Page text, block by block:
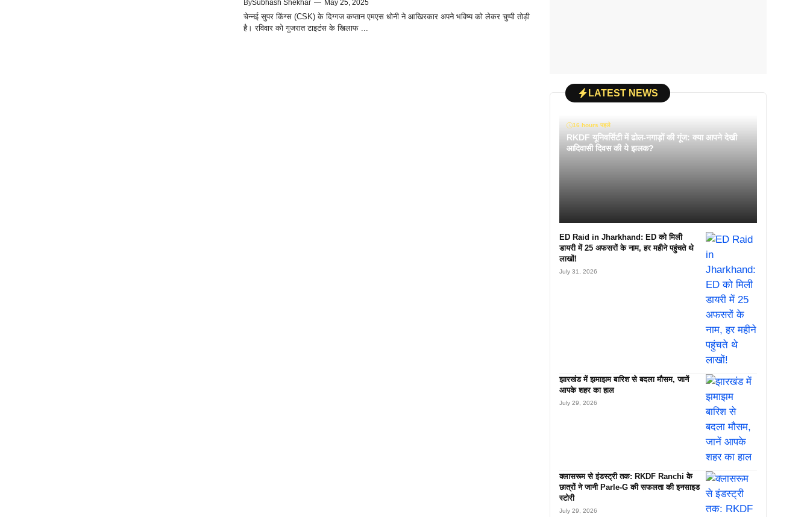
BySubhash Shekhar — May 25, 2025
चेन्नई सुपर किंग्स (CSK) के दिग्गज कप्तान एमएस धोनी ने आखिरकार अपने भविष्य को लेकर चुप्पी तोड़ी
है। रविवार को गुजरात टाइटंस के खिलाफ ...
LATEST NEWS
16 hours पहले
RKDF यूनिवर्सिटी में ढोल-नगाड़ों की गूंज: क्या आपने देखी
आदिवासी दिवस की ये झलक?
ED Raid in Jharkhand: ED को मिली
डायरी में 25 अफसरों के नाम, हर महीने पहुंचते थे
लाखों!
July 31, 2026
झारखंड में झमाझम बारिश से बदला मौसम, जानें
आपके शहर का हाल
July 29, 2026
क्लासरूम से इंडस्ट्री तक: RKDF Ranchi के
छात्रों ने जानी Parle-G की सफलता की इनसाइड
स्टोरी
July 29, 2026